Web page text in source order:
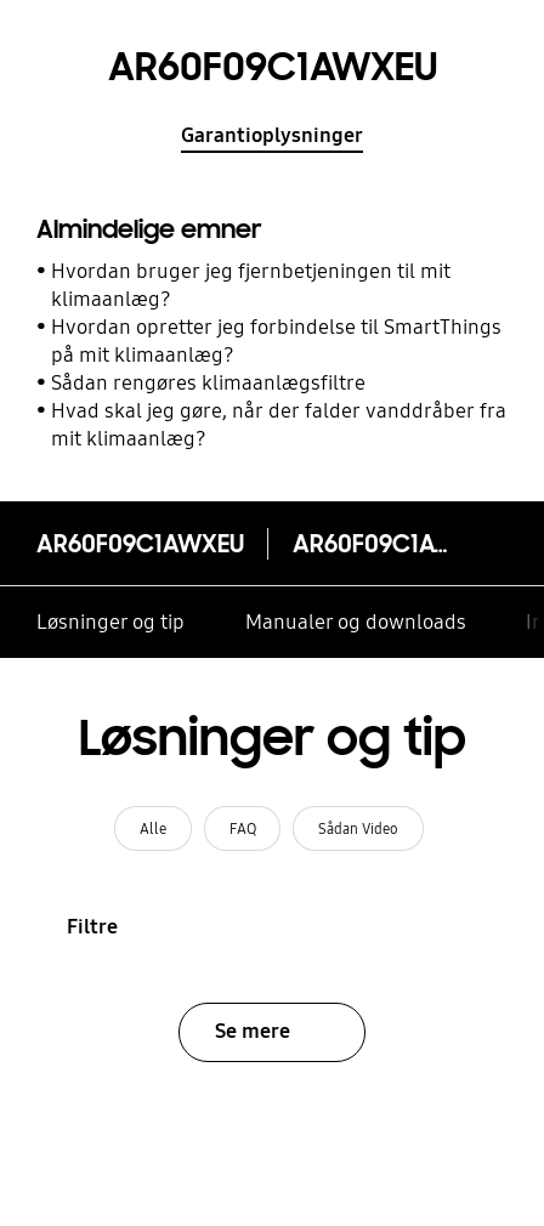
AR60F09C1AWXEU
Garantioplysninger
Almindelige emner
Hvordan bruger jeg fjernbetjeningen til mit
klimaanlæg?
Hvordan opretter jeg forbindelse til SmartThings
på mit klimaanlæg?
Sådan rengøres klimaanlægsfiltre
Hvad skal jeg gøre, når der falder vanddråber fra
mit klimaanlæg?
AR60F09C1AWXEU AR60F09C1AWXEU
Løsninger og tip Manualer og downloads
Løsninger og tip
Alle FAQ Sådan Video
Filtre
Se mere